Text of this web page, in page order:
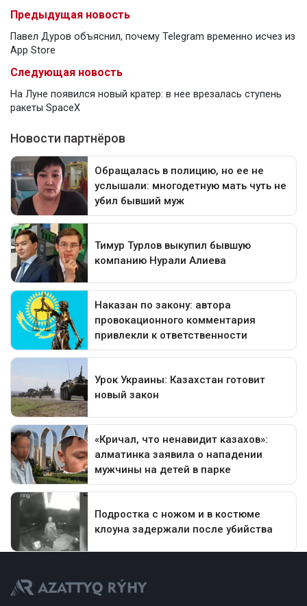
Предыдущая новость
Павел Дуров объяснил, почему Telegram временно исчез из
App Store
Следующая новость
На Луне появился новый кратер: в нее врезалась ступень
ракеты SpaceX